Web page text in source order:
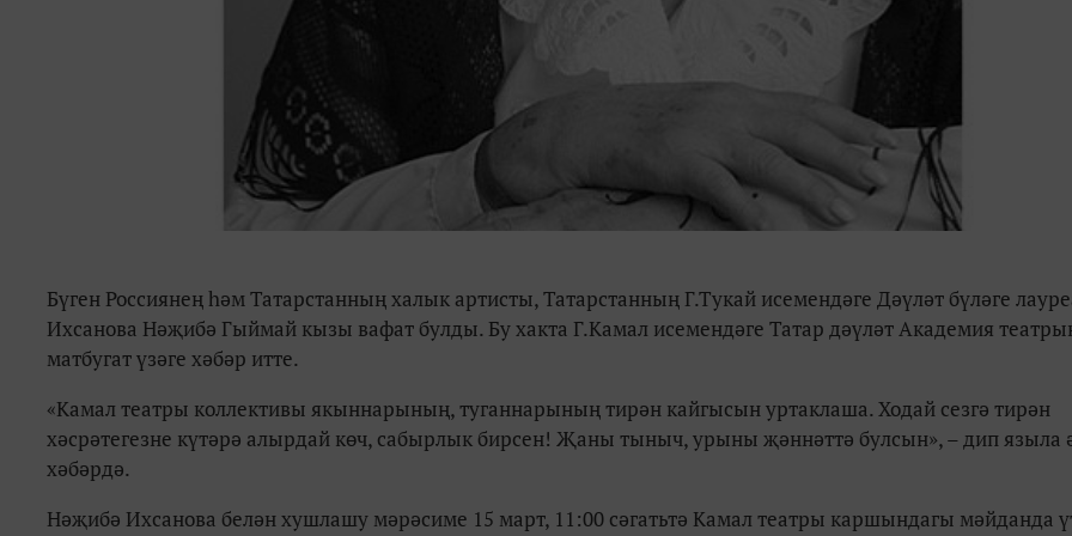
Бүген Россиянең һәм Татарстанның халык артисты, Татарстанның Г.Тукай исемендәге Дәүләт бүләге
Ихсанова Нәҗибә Гыймай кызы вафат булды. Бу хакта Г.Камал исемендәге Татар дәүләт Академия
матбугат үзәге хәбәр итте.
«Камал театры коллективы якыннарының, туганнарының тирән кайгысын уртаклаша. Ходай сезгә тирән
хәсрәтегезне күтәрә алырдай көч, сабырлык бирсен! Җаны тыныч, урыны җәннәттә булсын»,– дип языла
хәбәрдә.
Нәҗибә Ихсанова белән хушлашу мәрәсиме 15 март, 11:00 сәгатьтә Камал театры каршындагы мәйданда